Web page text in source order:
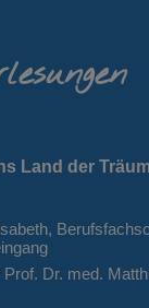
Land der
Dr. med.